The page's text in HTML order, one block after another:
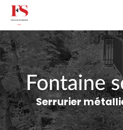
Aller
contenu
principal
Serrurier